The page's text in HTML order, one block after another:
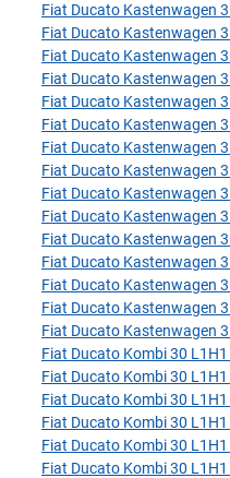
Fiat Ducato Kastenwagen
Fiat Ducato Kastenwagen
Fiat Ducato Kastenwagen
Fiat Ducato Kastenwagen
Fiat Ducato Kastenwagen
Fiat Ducato Kastenwagen
Fiat Ducato Kastenwagen
Fiat Ducato Kastenwagen
Fiat Ducato Kastenwagen
Fiat Ducato Kastenwagen
Fiat Ducato Kastenwagen
Fiat Ducato Kastenwagen
Fiat Ducato Kastenwagen
Fiat Ducato Kastenwagen
Fiat Ducato Kastenwagen
Fiat Ducato Kombi 30
Fiat Ducato Kombi 30
Fiat Ducato Kombi 30
Fiat Ducato Kombi 30
Fiat Ducato Kombi 30
Fiat Ducato Kombi 30